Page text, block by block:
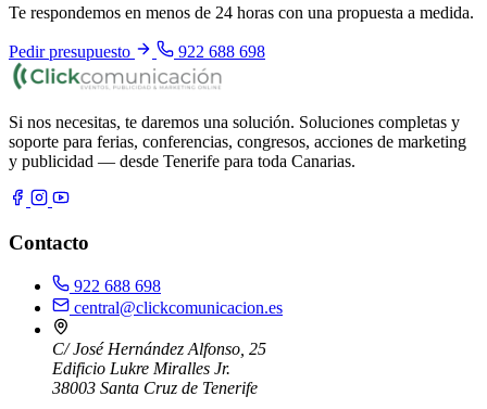
Te respondemos en menos de 24 horas con una propuesta a medida.
Pedir presupuesto 922 688 698
Si nos necesitas, te daremos una solución. Soluciones completas y
soporte para ferias, conferencias, congresos, acciones de marketing
y publicidad — desde Tenerife para toda Canarias.
Contacto
922 688 698
central@clickcomunicacion.es
C/ José Hernández Alfonso, 25
Edificio Lukre Miralles Jr.
38003 Santa Cruz de Tenerife